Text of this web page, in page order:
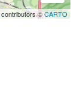
contributors ©CARTO